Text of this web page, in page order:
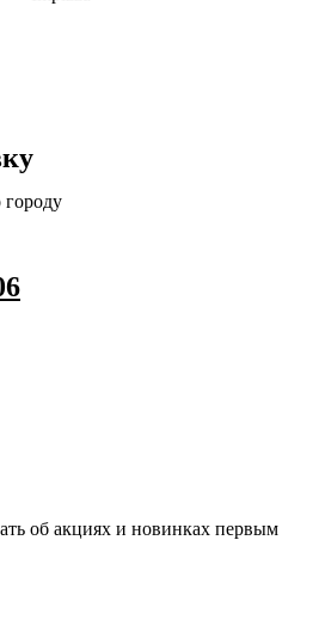
об акциях и новинках первым